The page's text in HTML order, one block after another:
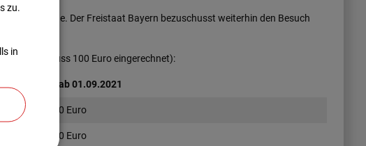
voller Höhe. Der Freistaat Bayern bezuschusst weiterhin den Besuch
(Zuschuss 100 Euro eingerechnet):
ab 01.09.2021
0 Euro
0 Euro
zu.
in